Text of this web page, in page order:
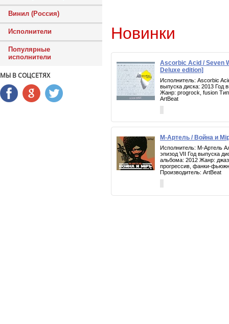
Винил (Россия)
Исполнители
Популярные
исполнители
МЫ В СОЦСЕТЯХ
Новинки
Ascorbic Acid / Seven
Deluxe edition]
Исполнитель: Ascorbic
выпуска диска: 2013 Год
Жанр: progrock, fusion
ArtBeat
М-Артель / Война и
Исполнитель: М-Артель
эпизод VII Год выпуска
альбома: 2012 Жанр:
прогрессив, фанки-
Производитель: ArtBeat